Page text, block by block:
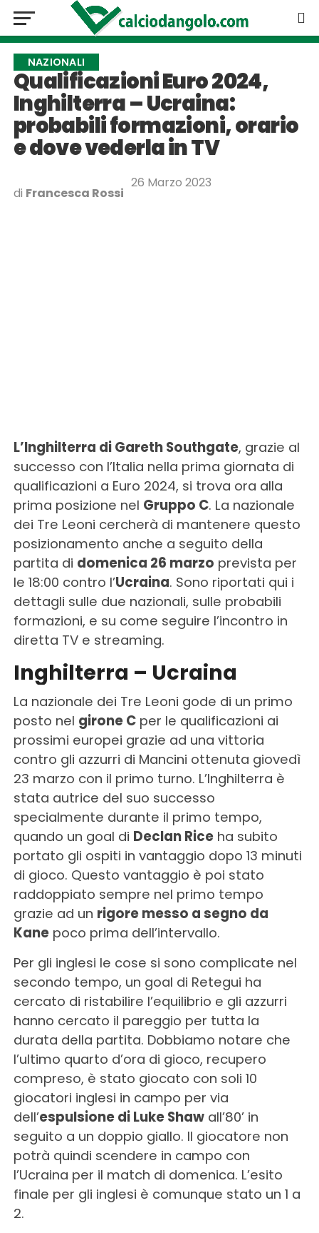
NAZIONALI
Qualificazioni Euro 2024,
Inghilterra – Ucraina:
probabili formazioni, orario
e dove vederla in TV
di Francesca Rossi
26 Marzo 2023
L’Inghilterra di Gareth Southgate, grazie al
successo con l’Italia nella prima giornata di
qualificazioni a Euro 2024, si trova ora alla
prima posizione nel Gruppo C. La nazionale
dei Tre Leoni cercherà di mantenere questo
posizionamento anche a seguito della
partita di domenica 26 marzo prevista per
le 18:00 contro l’Ucraina. Sono riportati qui i
dettagli sulle due nazionali, sulle probabili
formazioni, e su come seguire l’incontro in
diretta TV e streaming.
Inghilterra – Ucraina
La nazionale dei Tre Leoni gode di un primo
posto nel girone Cper le qualificazioni ai
prossimi europei grazie ad una vittoria
contro gli azzurri di Mancini ottenuta giovedì
23 marzo con il primo turno. L’Inghilterra è
stata autrice del suo successo
specialmente durante il primo tempo,
quando un goal di Declan Riceha subito
portato gli ospiti in vantaggio dopo 13 minuti
di gioco. Questo vantaggio è poi stato
raddoppiato sempre nel primo tempo
grazie ad un rigore messo a segno da
Kanepoco prima dell’intervallo.
Per gli inglesi le cose si sono complicate nel
secondo tempo, un goal di Retegui ha
cercato di ristabilire l’equilibrio e gli azzurri
hanno cercato il pareggio per tutta la
durata della partita. Dobbiamo notare che
l’ultimo quarto d’ora di gioco, recupero
compreso, è stato giocato con soli 10
giocatori inglesi in campo per via
dell’espulsione di Luke Shawall’80’ in
seguito a un doppio giallo. Il giocatore non
potrà quindi scendere in campo con
l’Ucraina per il match di domenica. L’esito
finale per gli inglesi è comunque stato un 1 a
2.